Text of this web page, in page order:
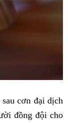
cơn đại dịch
đồng đội cho